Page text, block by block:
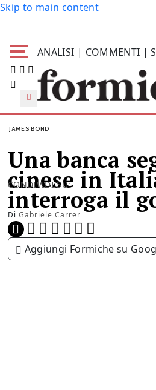
Skip to main content
ANALISI | COMMENTI |
JAMES BOND
Una banca
cinese in
interroga il
Di Gabriele Carrer
CONDIVIDI SU:
Aggiungi Formiche su